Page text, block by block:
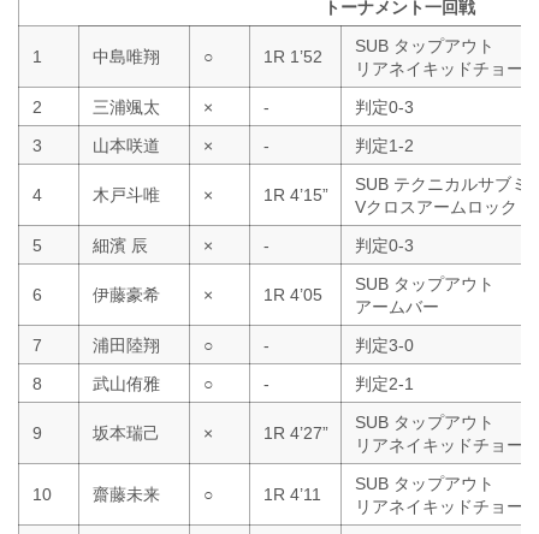
トーナメント一回戦
1 中島唯翔 ○ 1R 1’52
SUB タップアウト
リアネイキッドチョーク
2
三浦颯太 × -
判定0-3
3
山本咲道 × - 判定1-2
4 木戸斗唯 × 1R 4’15”
SUB テクニカルサブミ
Vクロスアームロック
5
細濱 辰 × - 判定0-3
6 伊藤豪希 × 1R 4’05
SUB タップアウト
アームバー
7
浦田陸翔 ○ -
判定3-0
8
武山侑雅 ○ - 判定2-1
9 坂本瑞己 × 1R 4’27”
SUB タップアウト
リアネイキッドチョーク
10 齋藤未来 ○ 1R 4’11
SUB タップアウト
リアネイキッドチョーク